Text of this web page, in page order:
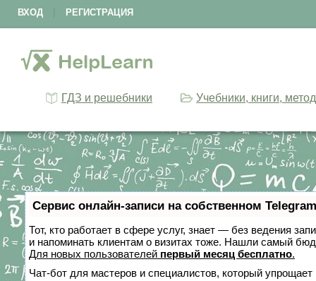
ВХОД РЕГИСТРАЦИЯ
ГДЗ и решебники Учебники, книги,
Сервис онлайн-записи на собственном
Тот, кто работает в сфере услуг, знает — без ведения
и напоминать клиентам о визитах тоже. Нашли самый
Для новых пользователей первый месяц бесплатно.
Чат-бот для мастеров и специалистов, который упрощает